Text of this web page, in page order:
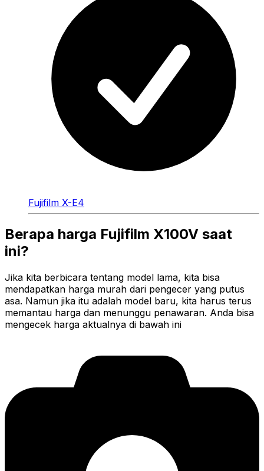
Fujifilm X-E4
Berapa harga Fujifilm X100V saat
ini?
Jika kita berbicara tentang model lama, kita bisa
mendapatkan harga murah dari pengecer yang putus
asa. Namun jika itu adalah model baru, kita harus terus
memantau harga dan menunggu penawaran. Anda bisa
mengecek harga aktualnya di bawah ini